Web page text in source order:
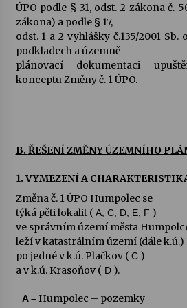
ÚPO podle § 31, odst. 2 zákona č.
zákona) a podle § 17,
odst. 1 a 2 vyhlášky č.135/2001
podkladech a územně
plánovací dokumentaci
konceptu Změny č. 1 ÚPO.
B. ŘEŠENÍ ZMĚNY ÚZEMNÍHO
1. VYMEZENÍ A
Změna č. 1 ÚPO Humpolec se
týká pěti lokalit ( A, C, D, E, F )
ve správním území města
leží v katastrálním území (dále k.ú.)
po jedné v k.ú. Plačkov ( C)
a v k.ú. Krasoňov ( D).
A – Humpolec – pozemky